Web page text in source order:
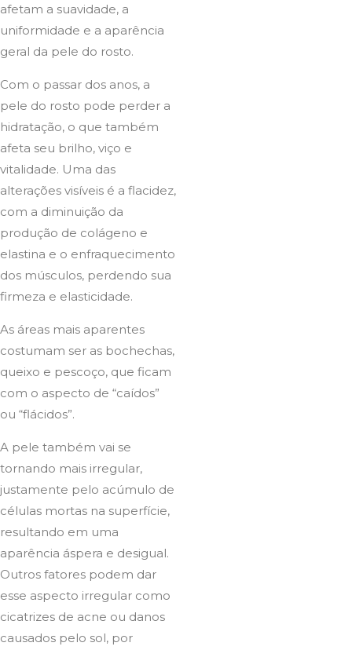
afetam a suavidade, a
uniformidade e a aparência
geral da pele do rosto.
Com o passar dos anos, a
pele do rosto pode perder a
hidratação, o que também
afeta seu brilho, viço e
vitalidade. Uma das
alterações visíveis é a flacidez,
com a diminuição da
produção de colágeno e
elastina e o enfraquecimento
dos músculos, perdendo sua
firmeza e elasticidade.
As áreas mais aparentes
costumam ser as bochechas,
queixo e pescoço, que ficam
com o aspecto de “caídos”
ou “flácidos”.
A pele também vai se
tornando mais irregular,
justamente pelo acúmulo de
células mortas na superfície,
resultando em uma
aparência áspera e desigual.
Outros fatores podem dar
esse aspecto irregular como
cicatrizes de acne ou danos
causados pelo sol, por